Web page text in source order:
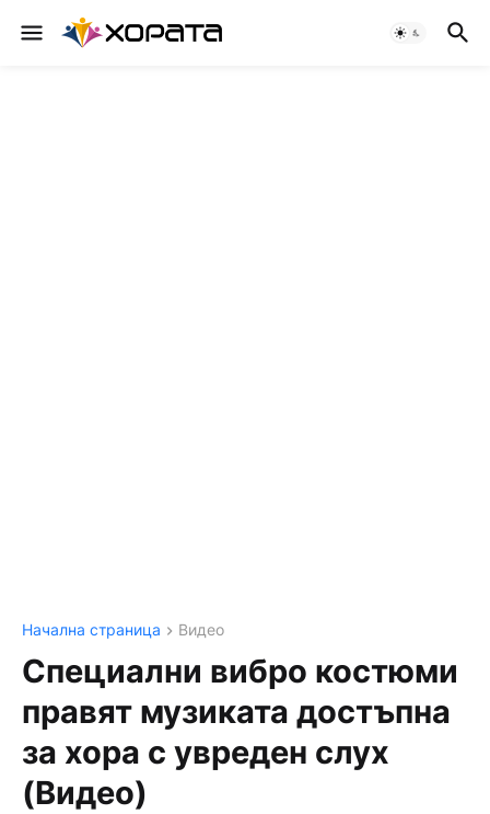
Начална страница Видео
Специални вибро костюми
правят музиката достъпна
за хора с увреден слух
(Видео)